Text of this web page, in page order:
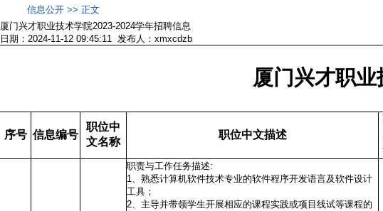
信息公开 >> 正文
厦门兴才职业技术学院2023-2024学年招聘信息
日期：2024-11-12 09:45:11 发布人：xmxcdzb
厦门兴才职
序号 信息编号
职位中
文名称
职位中文描述
职责与工作任务描述:
1、熟悉计算机软件技术专业的软件程序开发语言及软件设计
工具；
2、主导并带领学生开展相应的课程实践或项目线试等课程的